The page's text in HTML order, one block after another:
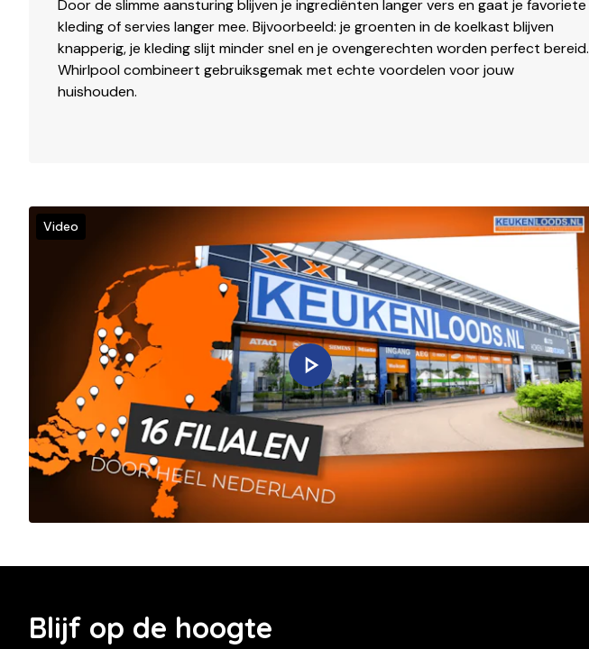
Door de slimme aansturing blijven je ingrediënten langer vers en gaat je favoriete
kleding of servies langer mee. Bijvoorbeeld: je groenten in de koelkast blijven
knapperig, je kleding slijt minder snel en je ovengerechten worden perfect bereid.
Whirlpool combineert gebruiksgemak met echte voordelen voor jouw
huishouden.
Video
Blijf op de hoogte